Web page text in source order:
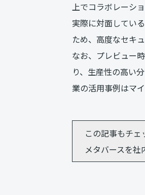
上でコラボレーシ
実際に対面してい
ため、高度なセキ
なお、プレビュー
り、生産性の高い
業の活用事例はマ
この記事もチェ
メタバースを社